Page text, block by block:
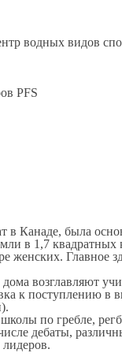
водных видов
PFS
Канаде, была
в 1,7
женских. Главное
возглавляют
к поступлению
по гребле,
дебаты,